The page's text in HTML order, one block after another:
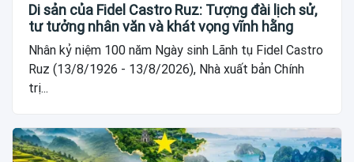
Di sản của Fidel Castro Ruz: Tượng đài lịch sử,
tư tưởng nhân văn và khát vọng vĩnh hằng
Nhân kỷ niệm 100 năm Ngày sinh Lãnh tụ Fidel Castro
Ruz (13/8/1926 - 13/8/2026), Nhà xuất bản Chính
trị...